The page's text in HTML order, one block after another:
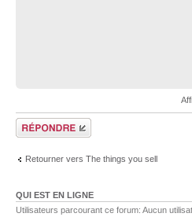
Répondre
Retourner vers The things you sell
QUI EST EN LIGNE
Utilisateurs parcourant ce forum: Aucun